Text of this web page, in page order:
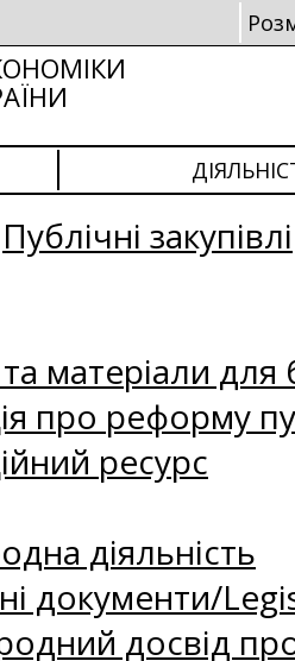
Публічні закупівлі
матеріали для
про реформу
ресурс
діяльність
документи/
досвід